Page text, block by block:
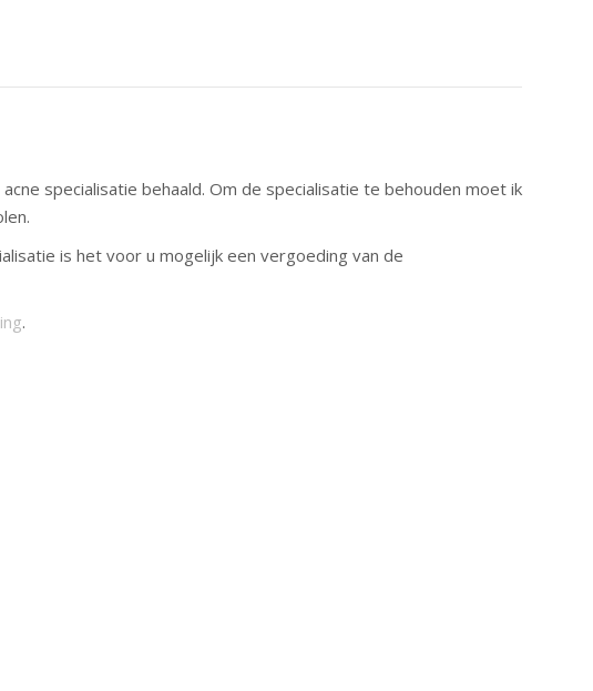
specialisatie behaald. Om de specialisatie te behouden moet ik
is het voor u mogelijk een vergoeding van de
.